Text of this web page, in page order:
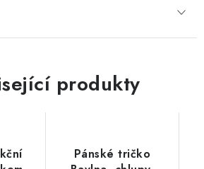
produkty
Pánské tričko